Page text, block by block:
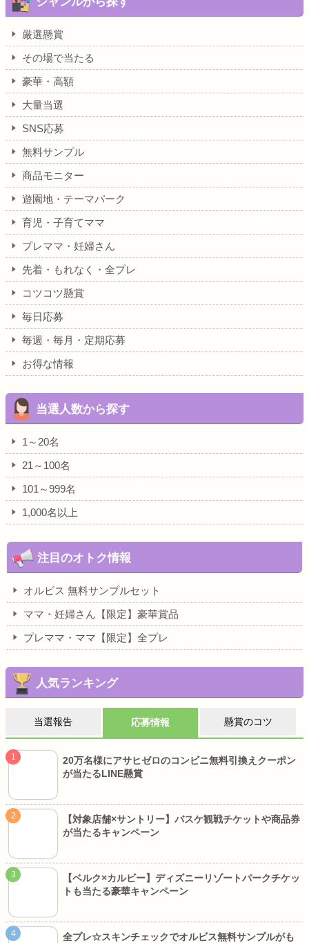
厳選懸賞
その場で当たる
豪華・高額
大量当選
SNS応募
無料サンプル
商品モニター
遊園地・テーマパーク
育児・子育てママ
プレママ・妊婦さん
先着・もれなく・全プレ
コツコツ懸賞
毎日応募
毎週・毎月・定期応募
お得な情報
当選人数から探す
1～20名
21～100名
101～999名
1,000名以上
注目のオトク情報
オルビス 無料サンプルセット
ママ・妊婦さん【限定】豪華賞品
プレママ・ママ【限定】全プレ
人気ランキング
当選報告 応募情報 懸賞のコツ
20万名様にアサヒゼロのコンビニ無料引換えクーポン
が当たるLINE懸賞
【対象店舗×サントリー】バスケ観戦チケットや商品券
が当たるキャンペーン
【ベルク×カルビー】ディズニーリゾートパークチケッ
トも当たる豪華キャンペーン
全プレ☆スキンチェックでオルビス無料サンプルがも